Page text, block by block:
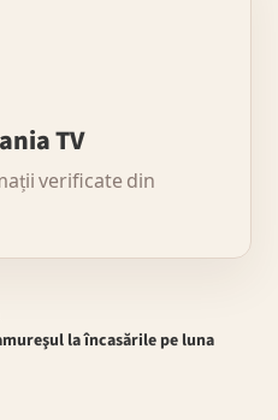
TV
verificate din
la încasările pe luna